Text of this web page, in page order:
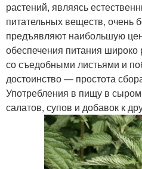
растений, являясь
питательных веществ, очень
предъявляют наибольшую
обеспечения питания
со съедобными листьями и
достоинство — простота
Употребления в пищу в
салатов, супов и добавок к